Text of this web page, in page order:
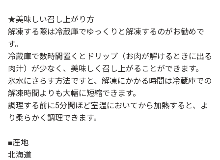
★美味しい召し上がり方
解凍する際は冷蔵庫でゆっくりと解凍するのがお勧めで
す。
冷蔵庫で数時間置くとドリップ（お肉が解けるときに出る
肉汁）が少なく、美味しく召し上がることができます。
氷水にさらす方法ですと、解凍にかかる時間は冷蔵庫での
解凍時間よりも大幅に短縮できます。
調理する前に5分間ほど室温においてから加熱すると、よ
り柔らかく調理できます。
■産地
北海道